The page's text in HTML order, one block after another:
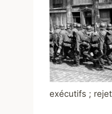
exécutifs ;